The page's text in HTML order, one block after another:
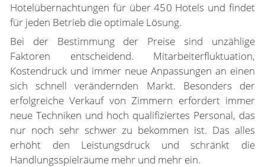
Hotelübernachtungen für über 450 Hotels und findet
für jeden Betrieb die optimale Lösung.
Bei der Bestimmung der Preise sind unzählige
Faktoren entscheidend. Mitarbeiterfluktuation,
Kostendruck und immer neue Anpassungen an einen
sich schnell verändernden Markt. Besonders der
erfolgreiche Verkauf von Zimmern erfordert immer
neue Techniken und hoch qualifiziertes Personal, das
nur noch sehr schwer zu bekommen ist. Das alles
erhöht den Leistungsdruck und schränkt die
Handlungsspielräume mehr und mehr ein.